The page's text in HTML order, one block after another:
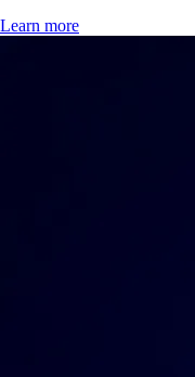
Learn more